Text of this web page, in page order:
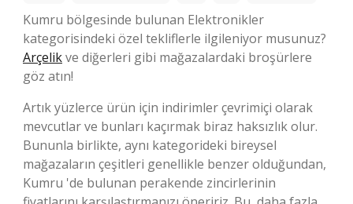
Kumru bölgesinde bulunan Elektronikler
kategorisindeki özel tekliflerle ilgileniyor musunuz?
Arçelikve diğerleri gibi mağazalardaki broşürlere
göz atın!
Artık yüzlerce ürün için indirimler çevrimiçi olarak
mevcutlar ve bunları kaçırmak biraz haksızlık olur.
Bununla birlikte, aynı kategorideki bireysel
mağazaların çeşitleri genellikle benzer olduğundan,
Kumru 'de bulunan perakende zincirlerinin